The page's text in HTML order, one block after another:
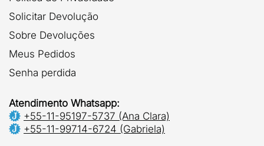
Solicitar Devolução
Sobre Devoluções
Meus Pedidos
Senha perdida
Atendimento Whatsapp:
+55-11-95197-5737 (Ana Clara)
+55-11-99714-6724 (Gabriela)